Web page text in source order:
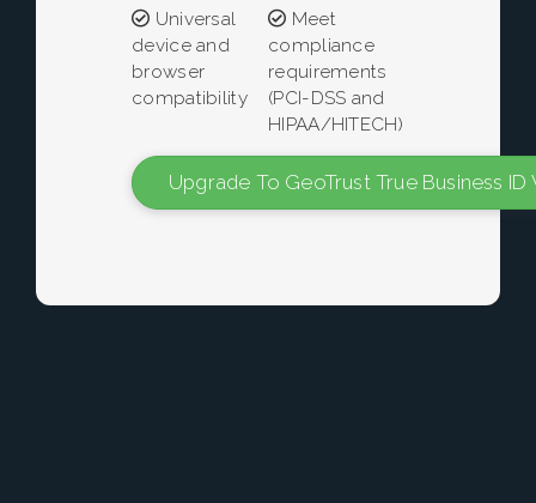
Universal
device and
browser
compatibility
Meet
compliance
requirements
(PCI-DSS and
HIPAA/HITECH)
Upgrade To GeoTrust True Business